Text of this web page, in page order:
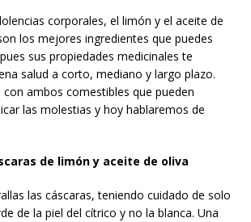
corporales, el limón y el aceite de
los mejores ingredientes que puedes
sus propiedades medicinales te
salud a corto, mediano y largo plazo.
con ambos comestibles que pueden
las molestias y hoy hablaremos de
de limón y aceite de oliva
las cáscaras, teniendo cuidado de solo
de la piel del cítrico y no la blanca. Una